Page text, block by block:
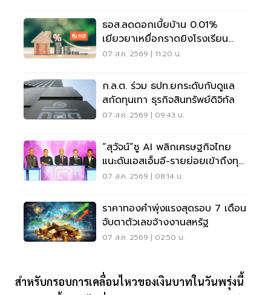
ธอส.ลดดอกเบี้ยบ้าน 0.01%
เยียวยาเหยื่อกราดยิงโรงเรียน
จ.นนทบุรี
07 ส.ค. 2569 | 11:20 น.
ก.ล.ต. ร่วม ธปท.ยกระดับกับดูแล
สกัดทุนเทา ธุรกิจสินทรัพย์ดิจิทัล
07 ส.ค. 2569 | 09:43 น.
“สุวัจน์”ชู AI พลิกเศรษฐกิจไทย
แนะดันเอสเอ็มอี-รายย่อยเข้าถึงทุน
ฝ่าวิกฤต
07 ส.ค. 2569 | 08:14 น.
ราคาทองคำพุ่งแรงสุดรอบ 7 เดือน
จับตาตัวเลขจ้างงานสหรัฐ
07 ส.ค. 2569 | 02:50 น.
สำหรับกรอบการเคลื่อนไหวของเงินบาทในวันพรุ่งนี้